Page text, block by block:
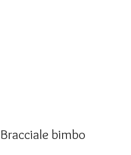
Bracciale bimbo